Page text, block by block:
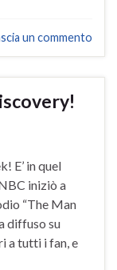
un commento
E’ in quel
iniziò a
“The Man
diffuso su
a tutti i fan, e